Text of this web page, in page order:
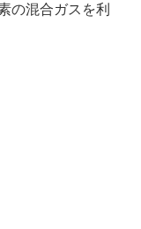
の混合ガスを利